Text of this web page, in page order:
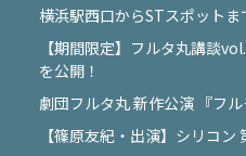
横浜駅西口からSTスポットま
【期間限定】フルタ丸講談
を公開！
劇団フルタ丸 新作公演 『フル
【篠原友紀・出演】シリコン